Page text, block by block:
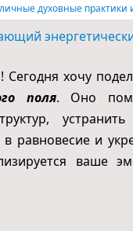
духовные практики
Сегодня хочу
поля. Оно
равновесие и
ваше